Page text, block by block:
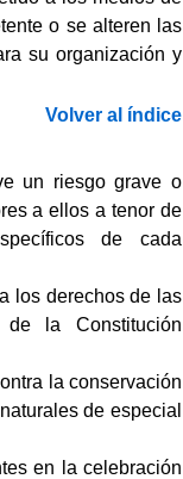
o se alteren las
su organización y
Volver al índice
un riesgo grave o
a ellos a tenor de
de cada
los derechos de las
la Constitución
la conservación
de especial
en la celebración